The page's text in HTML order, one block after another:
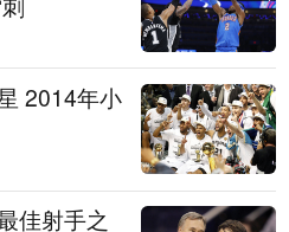
2014年小
佳射手之